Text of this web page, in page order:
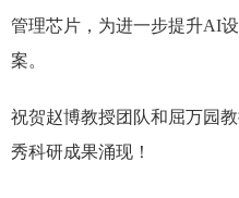
管理芯片，为进一步提升AI
案。
祝贺赵博教授团队和屈万园
秀科研成果涌现！